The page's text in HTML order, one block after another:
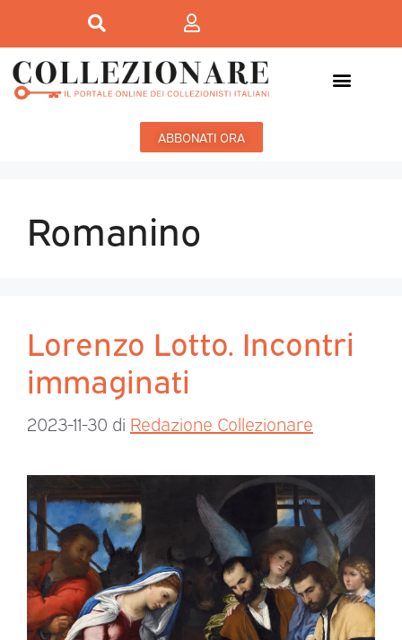
ABBONATI ORA
Romanino
Lorenzo Lotto. Incontri
immaginati
2023-11-30 di Redazione Collezionare